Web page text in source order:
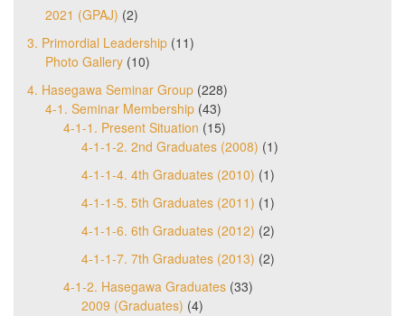
2021 (GPAJ) (2)
3. Primordial Leadership (11)
Photo Gallery (10)
4. Hasegawa Seminar Group (228)
4-1. Seminar Membership (43)
4-1-1. Present Situation (15)
4-1-1-2. 2nd Graduates (2008) (1)
4-1-1-4. 4th Graduates (2010) (1)
4-1-1-5. 5th Graduates (2011) (1)
4-1-1-6. 6th Graduates (2012) (2)
4-1-1-7. 7th Graduates (2013) (2)
4-1-2. Hasegawa Graduates (33)
2009 (Graduates) (4)